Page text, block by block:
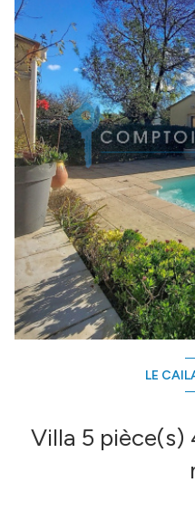
LE
Villa 5 pièce(s) 4 chambre(s) 100